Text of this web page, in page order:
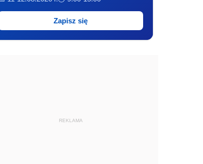
Zapisz się
REKLAMA